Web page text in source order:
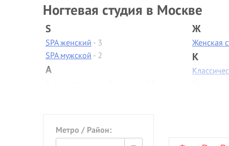
Ногтевая студия в Москве
S
SPA женский - 3
SPA мужской - 2
А
Аппаратная косметология
Ж
Женская
К
Метро / Район: